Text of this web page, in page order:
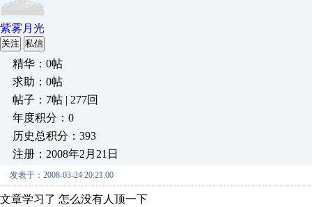
紫雾月光
关注 私信
精华：0帖
求助：0帖
帖子：7帖 | 277回
年度积分：0
历史总积分：393
注册：2008年2月21日
发表于：2008-03-24 20:21:00
文章学习了 怎么没有人顶一下